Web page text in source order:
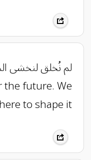
future. We
to shape it.